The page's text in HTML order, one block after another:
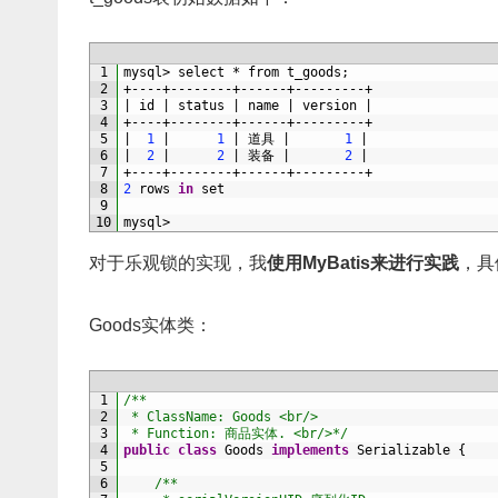
1
2
3
4
5
6
7
8
9
10
mysql> select * from t_goods ;
+-- --+-- -- -- --+-- -- --+-- -- -- -- -+
id status name version
+-- --+-- -- -- --+-- -- --+-- -- -- -- -+
1 1 道具 1
2 2 装备 2
+-- --+-- -- -- --+-- -- --+-- -- -- -- -+
2
rows in set
mysql>
对于乐观锁的实现，我使用MyBatis来进行实践 ，
Goods实体类：
1
2
3
4
5
6
/**
* ClassName: Goods <br/>
* Function: 商品实体. <br/>*/
public class Goods implements Serializable {
/**